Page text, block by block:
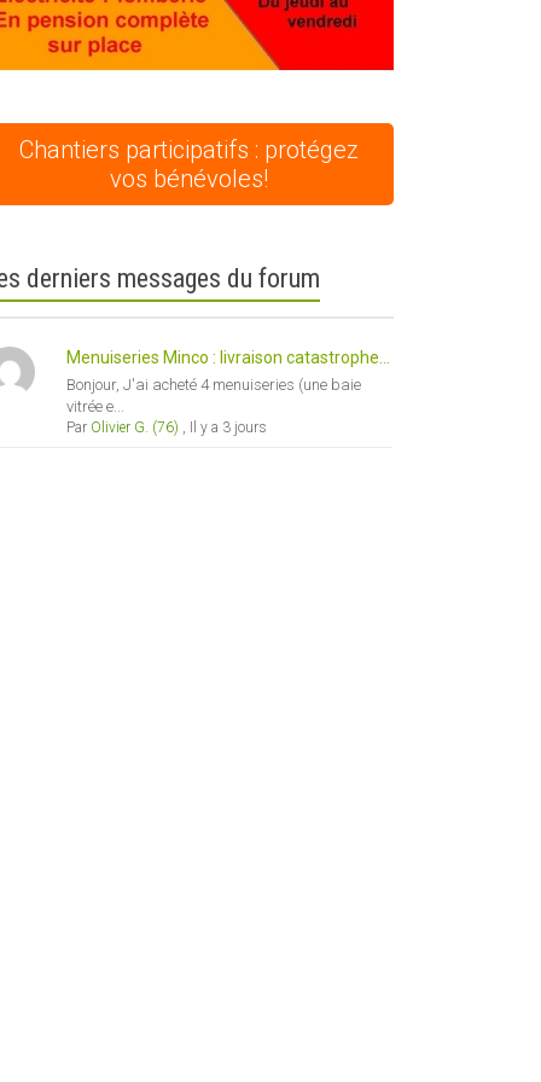
Chantiers participatifs : protégez
vos bénévoles!
derniers messages du forum
Menuiseries Minco : livraison catastrophe...
Bonjour, J'ai acheté 4 menuiseries (une baie
vitrée e...
Par Olivier G. (76) Il y a 3 jours